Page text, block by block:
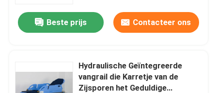
Beste prijs Contacteer ons
Hydraulische Geïntegreerde
vangrail die Karretje van de
Zijsporen het Geduldige